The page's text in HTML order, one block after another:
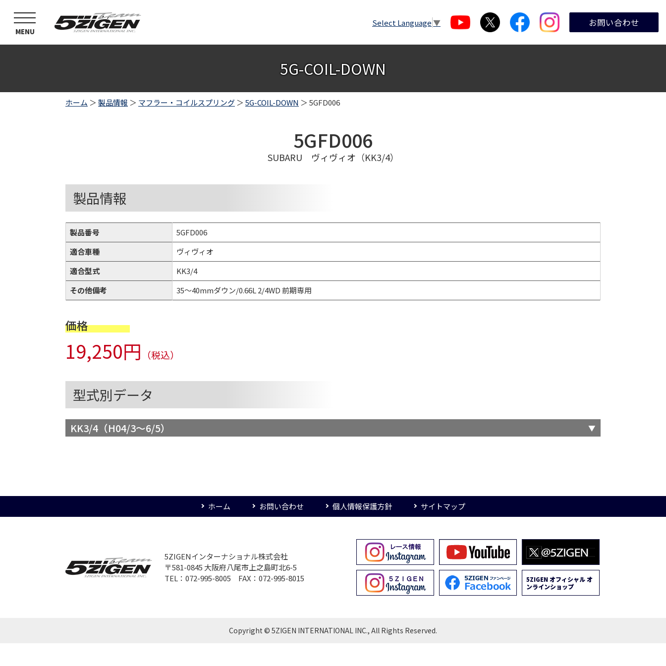
toggle
navigation
MENU
Select Language ▼ お問い合わせ
5G-COIL-DOWN
ホーム ＞製品情報 ＞ マフラー・コイルスプリング ＞5G-COIL-DOWN ＞ 5GFD006
5GFD006
SUBARU ヴィヴィオ（KK3/4）
製品情報
製品番号
5GFD006
適合車種
ヴィヴィオ
適合型式
KK3/4
その他備考
35～40mmダウン/0.66L 2/4WD 前期専用
価格
19,250円 （税込）
型式別データ
KK3/4（H04/3～6/5）
ホーム お問い合わせ 個人情報保護方針 サイトマップ
5ZIGENインターナショナル株式会社
〒581-0845 大阪府八尾市上之島町北6-5
TEL：072-995-8005 FAX：072-995-8015
5ZIGEN オフィシャル オ
ンラインショップ
Copyright © 5ZIGEN INTERNATIONAL INC., All Rights Reserved.